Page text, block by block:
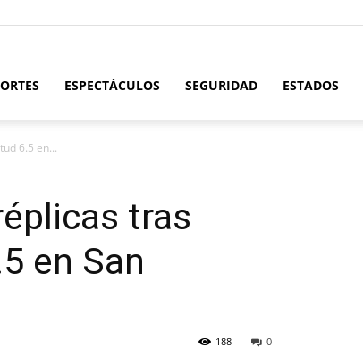
ESPECTÁCULOS SEGURIDAD ESTADOS
6.5 en...
tras
en San
0
188